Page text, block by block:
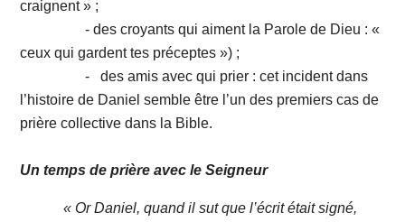
craignent » ;
- des croyants qui aiment la Parole de Dieu : «
ceux qui gardent tes préceptes ») ;
- des amis avec qui prier : cet incident dans
l’histoire de Daniel semble être l’un des premiers cas de
prière collective dans la Bible.
Un temps de prière avec le Seigneur
« Or Daniel, quand il sut que l’écrit était signé,